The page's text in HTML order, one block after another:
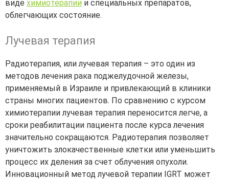
виде химиотерапии и специальных препаратов,
облегчающих состояние.
Лучевая терапия
Радиотерапия, или лучевая терапия – это один из
методов лечения рака поджелудочной железы,
применяемый в Израиле и привлекающий в клиники
страны многих пациентов. По сравнению с курсом
химиотерапии лучевая терапия переносится легче, а
сроки реабилитации пациента после курса лечения
значительно сокращаются. Радиотерапия позволяет
уничтожить злокачественные клетки или уменьшить
процесс их деления за счет облучения опухоли.
Инновационный метод лучевой терапии IGRT может